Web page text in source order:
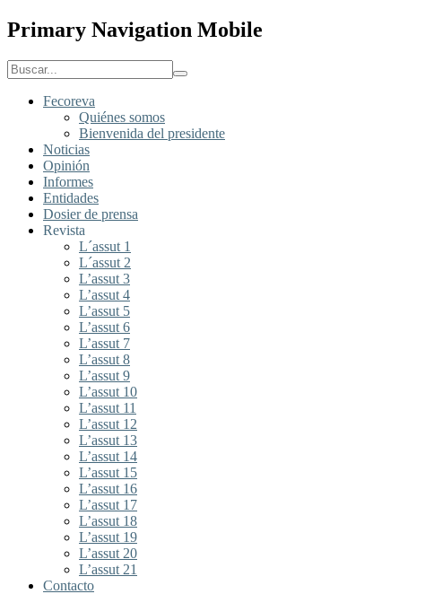
Primary Navigation Mobile
Fecoreva
Quiénes somos
Bienvenida del presidente
Noticias
Opinión
Informes
Entidades
Dosier de prensa
Revista
L´assut 1
L´assut 2
L’assut 3
L’assut 4
L’assut 5
L’assut 6
L’assut 7
L’assut 8
L’assut 9
L’assut 10
L’assut 11
L’assut 12
L’assut 13
L’assut 14
L’assut 15
L’assut 16
L’assut 17
L’assut 18
L’assut 19
L’assut 20
L’assut 21
Contacto